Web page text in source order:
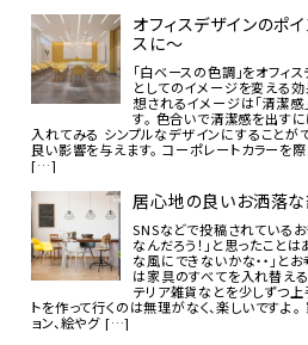
オフィスデザインのポ
スに～
「白ベースの色調」をオフィ
としてのイメージを変える
想されるイメージは「清潔感
す。 色合いで清潔感を出す
入れてみる シンプルなデザインにすることが
良い影響を与えます。 コーポレートカラーを
[…]
居心地の良いお洒落
SNSなどで投稿されている
なんだろう！」と思ったこと
な風にできないかな・・」と
は家具のすべてを入れ替え
テリア雑貨なとを少しずつ
トを作って行くのは無理がなく、楽しいですよ
ョン、絵やグ […]